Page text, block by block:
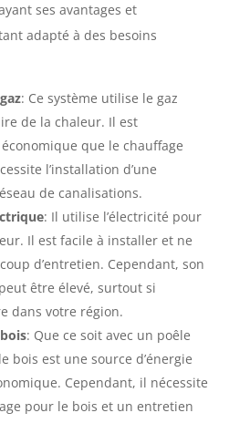
ses avantages et
adapté à des besoins
: Ce système utilise le gaz
de la chaleur. Il est
que le chauffage
l’installation d’une
de canalisations.
: Il utilise l’électricité pour
Il est facile à installer et ne
d’entretien. Cependant, son
être élevé, surtout si
dans votre région.
: Que ce soit avec un poêle
bois est une source d’énergie
Cependant, il nécessite
pour le bois et un entretien